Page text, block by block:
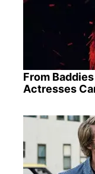
From
Actresses